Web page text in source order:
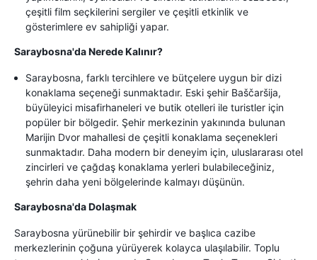
çeşitli film seçkilerini sergiler ve çeşitli etkinlik ve
gösterimlere ev sahipliği yapar.
Saraybosna'da Nerede Kalınır?
Saraybosna, farklı tercihlere ve bütçelere uygun bir dizi
konaklama seçeneği sunmaktadır. Eski şehir Baščaršija,
büyüleyici misafirhaneleri ve butik otelleri ile turistler için
popüler bir bölgedir. Şehir merkezinin yakınında bulunan
Marijin Dvor mahallesi de çeşitli konaklama seçenekleri
sunmaktadır. Daha modern bir deneyim için, uluslararası otel
zincirleri ve çağdaş konaklama yerleri bulabileceğiniz,
şehrin daha yeni bölgelerinde kalmayı düşünün.
Saraybosna'da Dolaşmak
Saraybosna yürünebilir bir şehirdir ve başlıca cazibe
merkezlerinin çoğuna yürüyerek kolayca ulaşılabilir. Toplu